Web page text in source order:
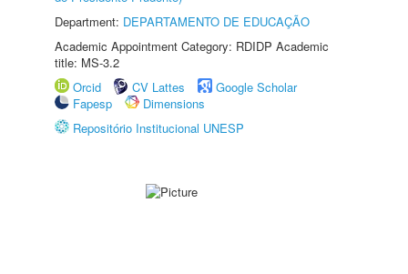
Department: DEPARTAMENTO DE EDUCAÇÃO
Academic Appointment Category: RDIDP Academic
title: MS-3.2
Orcid
CV Lattes
Google Scholar
Fapesp
Dimensions
Repositório Institucional UNESP